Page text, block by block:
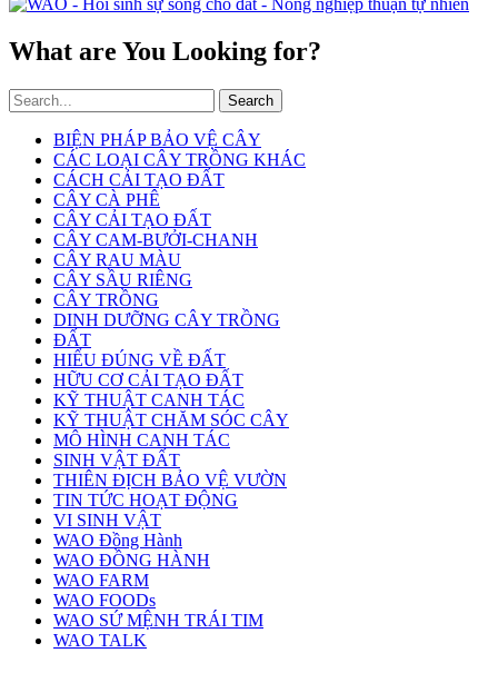
What are You Looking for?
Search
BIỆN PHÁP BẢO VỆ CÂY
CÁC LOẠI CÂY TRỒNG KHÁC
CÁCH CẢI TẠO ĐẤT
CÂY CÀ PHÊ
CÂY CẢI TẠO ĐẤT
CÂY CAM-BƯỞI-CHANH
CÂY RAU MÀU
CÂY SẦU RIÊNG
CÂY TRỒNG
DINH DƯỠNG CÂY TRỒNG
ĐẤT
HIỂU ĐÚNG VỀ ĐẤT
HỮU CƠ CẢI TẠO ĐẤT
KỸ THUẬT CANH TÁC
KỸ THUẬT CHĂM SÓC CÂY
MÔ HÌNH CANH TÁC
SINH VẬT ĐẤT
THIÊN ĐỊCH BẢO VỆ VƯỜN
TIN TỨC HOẠT ĐỘNG
VI SINH VẬT
WAO Đồng Hành
WAO ĐỒNG HÀNH
WAO FARM
WAO FOODs
WAO SỨ MỆNH TRÁI TIM
WAO TALK